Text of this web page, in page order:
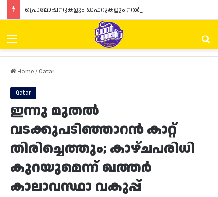
Menu
Home/ Qatar
Qatar
ഇന്നു മുതൽ
വടക്കുപടിഞ്ഞാറൻ കാറ്റ്
തിരിച്ചെത്തും; കാഴ്‌ചപരിധി
കുറയുമെന്ന് ഖത്തർ
കാലാവസ്ഥാ വകുപ്പ്